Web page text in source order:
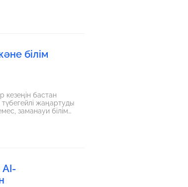
білім
кезеңін бастан
жаңартуды
заманауи білім
талдауға және
AI-